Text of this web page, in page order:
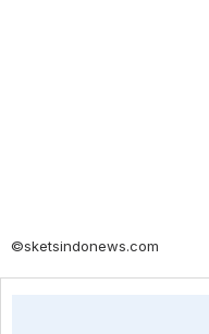
©sketsindonews.com